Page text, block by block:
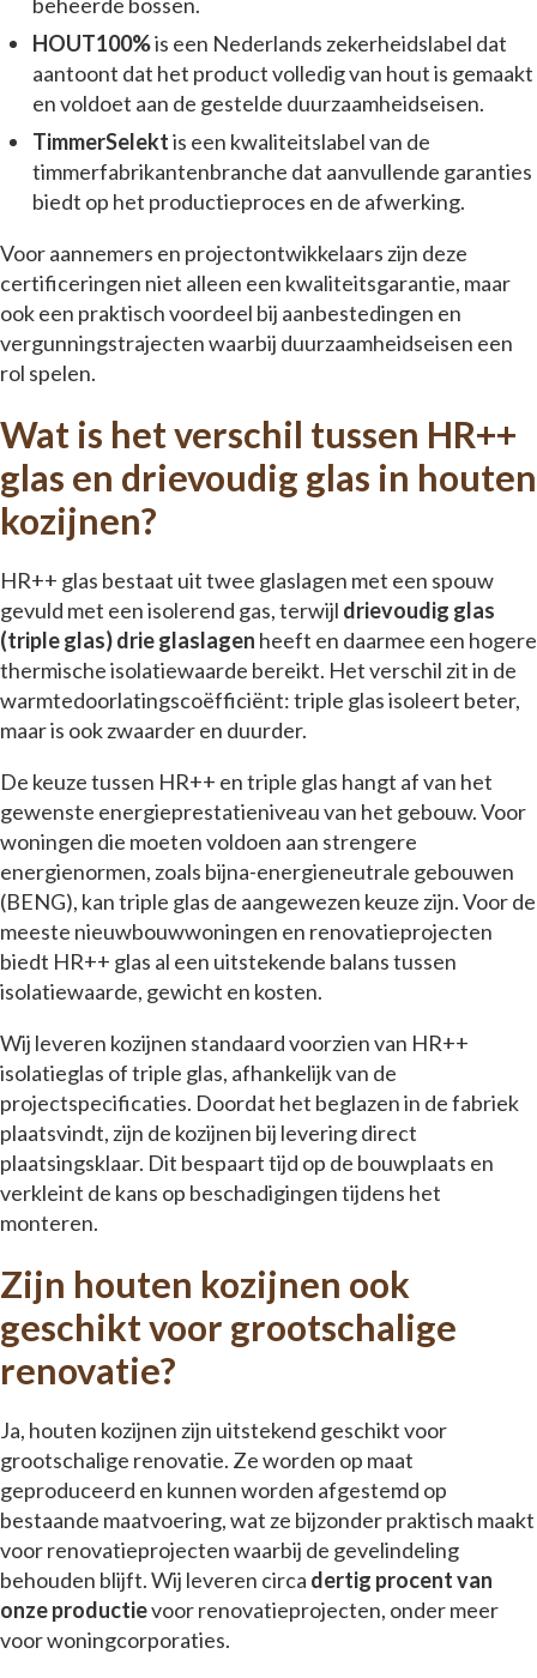
HOUT100%is een Nederlands zekerheidslabel dat
aantoont dat het product volledig van hout is gemaakt
en voldoet aan de gestelde duurzaamheidseisen.
TimmerSelektis een kwaliteitslabel van de
timmerfabrikantenbranche dat aanvullende garanties
biedt op het productieproces en de afwerking.
Voor aannemers en projectontwikkelaars zijn deze
certificeringen niet alleen een kwaliteitsgarantie, maar
ook een praktisch voordeel bij aanbestedingen en
vergunningstrajecten waarbij duurzaamheidseisen een
rol spelen.
Wat is het verschil tussen HR++
glas en drievoudig glas in houten
kozijnen?
HR++ glas bestaat uit twee glaslagen met een spouw
gevuld met een isolerend gas, terwijl drievoudig glas
(triple glas) drie glaslagen heeft en daarmee een hogere
thermische isolatiewaarde bereikt. Het verschil zit in de
warmtedoorlatingscoëfficiënt: triple glas isoleert beter,
maar is ook zwaarder en duurder.
De keuze tussen HR++ en triple glas hangt af van het
gewenste energieprestatieniveau van het gebouw. Voor
woningen die moeten voldoen aan strengere
energienormen, zoals bijna-energieneutrale gebouwen
(BENG), kan triple glas de aangewezen keuze zijn. Voor de
meeste nieuwbouwwoningen en renovatieprojecten
biedt HR++ glas al een uitstekende balans tussen
isolatiewaarde, gewicht en kosten.
Wij leveren kozijnen standaard voorzien van HR++
isolatieglas of triple glas, afhankelijk van de
projectspecificaties. Doordat het beglazen in de fabriek
plaatsvindt, zijn de kozijnen bij levering direct
plaatsingsklaar. Dit bespaart tijd op de bouwplaats en
verkleint de kans op beschadigingen tijdens het
monteren.
Zijn houten kozijnen ook
geschikt voor grootschalige
renovatie?
Ja, houten kozijnen zijn uitstekend geschikt voor
grootschalige renovatie. Ze worden op maat
geproduceerd en kunnen worden afgestemd op
bestaande maatvoering, wat ze bijzonder praktisch maakt
voor renovatieprojecten waarbij de gevelindeling
behouden blijft. Wij leveren circa dertig procent van
onze productievoor renovatieprojecten, onder meer
voor woningcorporaties.